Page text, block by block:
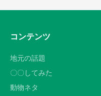
コンテンツ
地元の話題
〇〇してみた
動物ネタ